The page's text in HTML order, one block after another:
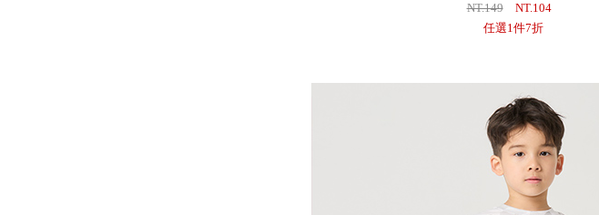
NT.149
NT.104
任選1件7折